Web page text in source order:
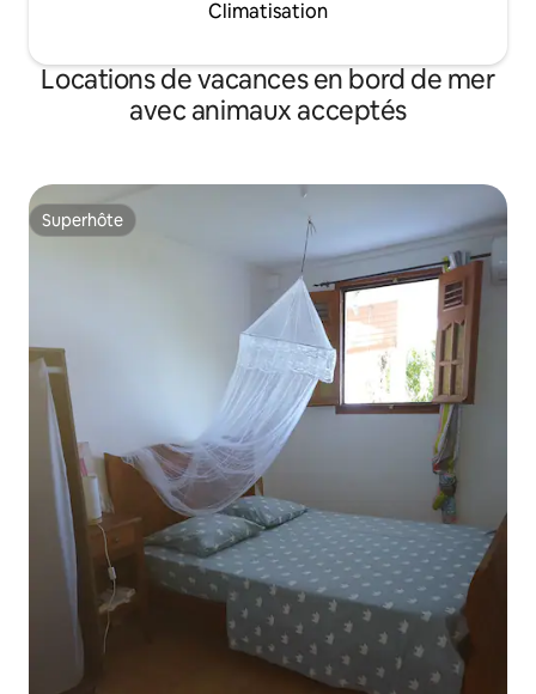
Climatisation
Locations de vacances en bord de mer
avec animaux acceptés
Superhôte
Superhôte